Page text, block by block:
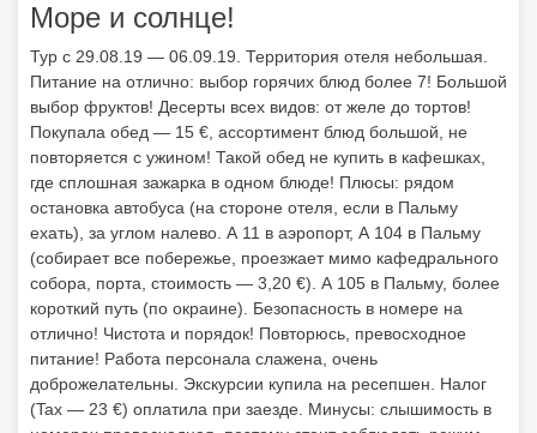
Море и солнце!
Тур с 29.08.19 — 06.09.19. Территория отеля небольшая.
Питание на отлично: выбор горячих блюд более 7! Большой
выбор фруктов! Десерты всех видов: от желе до тортов!
Покупала обед — 15 €, ассортимент блюд большой, не
повторяется с ужином! Такой обед не купить в кафешках,
где сплошная зажарка в одном блюде! Плюсы: рядом
остановка автобуса (на стороне отеля, если в Пальму
ехать), за углом налево. А 11 в аэропорт, А 104 в Пальму
(собирает все побережье, проезжает мимо кафедрального
собора, порта, стоимость — 3,20 €). А 105 в Пальму, более
короткий путь (по окраине). Безопасность в номере на
отлично! Чистота и порядок! Повторюсь, превосходное
питание! Работа персонала слажена, очень
доброжелательны. Экскурсии купила на ресепшен. Налог
(Tax — 23 €) оплатила при заезде. Минусы: слышимость в